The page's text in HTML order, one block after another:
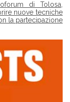
di Tolosa,
nuove tecniche
la partecipazione